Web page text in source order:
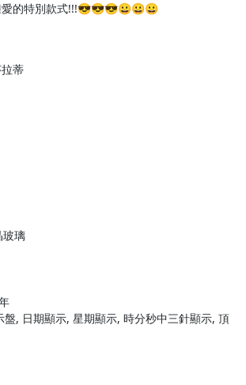
的特別款式!!!😎😎😎😀😀😀
蒂
玻璃
, 日期顯示, 星期顯示, 時分秒中三針顯示, 頂